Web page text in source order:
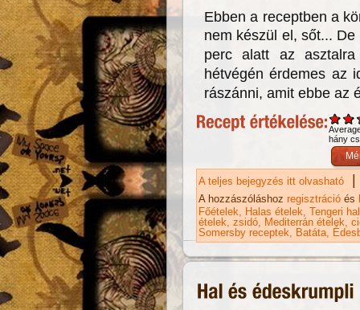
Ebben a receptben a
nem készül el, sőt... De
perc alatt az
hétvégén érdemes az
rászánni, amit ebbe az
hány
A teljes bejegyzés itt olvasható |
A hozzászóláshoz regisztráció és
Főételek
Halas ételek Tengeri
ételek zsidó Mediterrán ételek
Somersby receptek
Batáta